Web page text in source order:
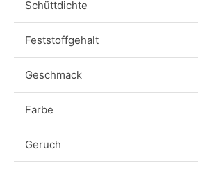
Schüttdichte
Feststoffgehalt
Geschmack
Farbe
Geruch